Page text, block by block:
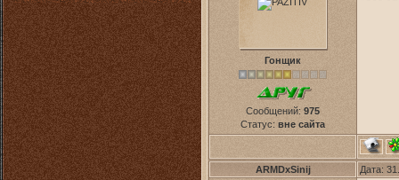
Гонщик
Сообщений: 975
Статус: вне сайта
ARMDxSinij Дата: